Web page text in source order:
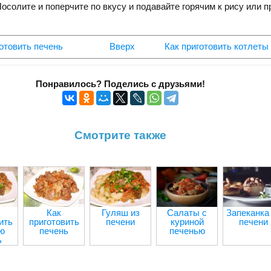
и поперчите по вкусу и подавайте горячим к рису или
печень Вверх Как приготовить котлеты
Понравилось? Поделись с друзьями!
Смотрите также
Как
приготовить
печень
Гуляш из
печени
Салаты с
куриной
печенью
Запеканка
печени